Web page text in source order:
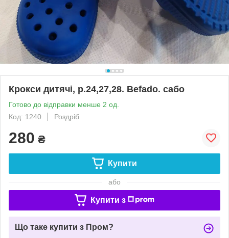
Крокси дитячі, р.24,27,28. Befado. сабо
Готово до відправки менше 2 од.
Код: 1240
Роздріб
280 ₴
Купити
або
Купити з
Що таке купити з Пром?